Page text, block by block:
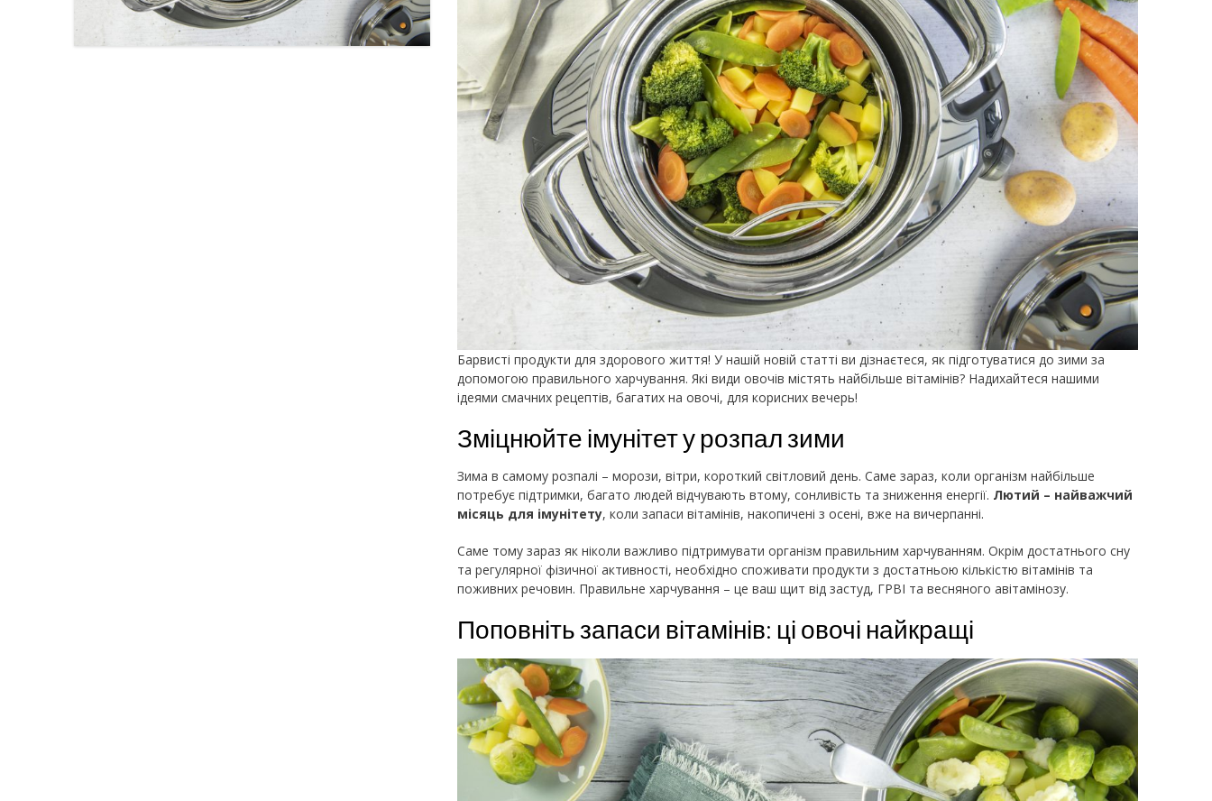
Барвисті продукти для здорового життя! У нашій новій статті ви дізнаєтеся, як підготуватися до зими за
допомогою правильного харчування. Які види овочів містять найбільше вітамінів? Надихайтеся нашими
ідеями смачних рецептів, багатих на овочі, для корисних вечерь!
Зміцнюйте імунітет у розпал зими
Зима в самому розпалі – морози, вітри, короткий світловий день. Саме зараз, коли організм найбільше
потребує підтримки, багато людей відчувають втому, сонливість та зниження енергії. Лютий – найважчий
місяць для імунітету, коли запаси вітамінів, накопичені з осені, вже на вичерпанні.
Саме тому зараз як ніколи важливо підтримувати організм правильним харчуванням. Окрім достатнього сну
та регулярної фізичної активності, необхідно споживати продукти з достатньою кількістю вітамінів та
поживних речовин. Правильне харчування – це ваш щит від застуд, ГРВІ та весняного авітамінозу.
Поповніть запаси вітамінів: ці овочі найкращі